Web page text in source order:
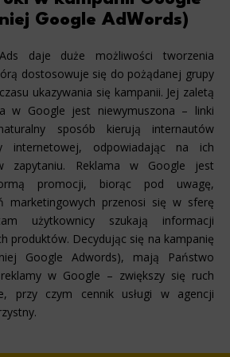
Google AdWords)
daje duże możliwości tworzenia
dostosowuje się do pożądanej grupy
ukazywania się kampanii. Jej zaletą
w Google jest niewymuszona – linki
sposób kierują internautów
internetowej, odpowiadając na ich
zapytaniu. Reklama w Google jest
promocji, biorąc pod uwagę,
marketingowych przenosi się w sferę
użytkownicy szukają informacji
produktów. Decydując się na kampanię
Google Adwords), mają Państwo
w Google – zwiększy się ruch
przy czym cennik usługi w agencji